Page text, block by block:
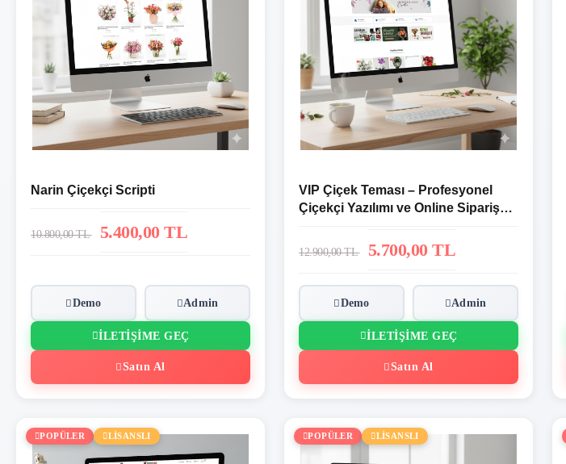
Narin Çiçekçi Scripti
10.800,00 TL 5.400,00 TL
Demo Admin
İLETIŞIME GEÇ
Satın Al
VIP Çiçek Teması – Profesyonel
Çiçekçi Yazılımı ve Online Sipariş
12.900,00 TL 5.700,00 TL
Demo Admin
İLETIŞIME GEÇ
Satın Al
POPÜLER LİSANSLI POPÜLER LİSANSLI